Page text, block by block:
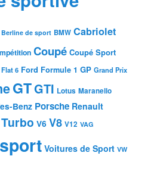
Berline de sport BMW Cabriolet
Coupé Coupé Sport
Flat 6 Ford Formule 1 GP Grand Prix
GTGTI Lotus Maranello
Benz Porsche Renault
Turbo V6 V8 V12 VAG
Voitures de Sport VW